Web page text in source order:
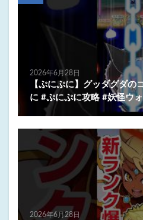
2026年6月28日
【ぷにぷに】グッダグダの
に #ぷにぷに攻略 #妖怪ウ
2026年6月28日